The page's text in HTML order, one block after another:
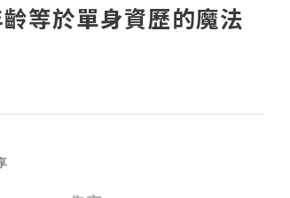
等於單身資歷的魔法